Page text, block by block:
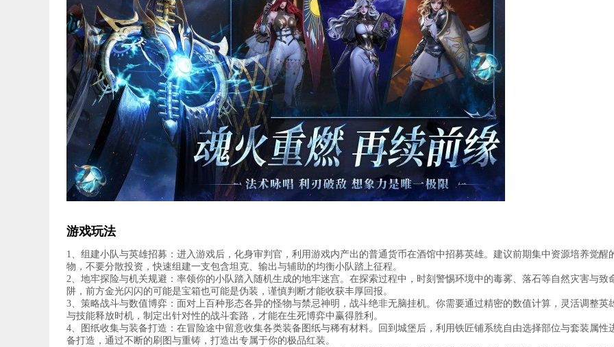
游戏玩法
1、组建小队与英雄招募：进入游戏后，化身审判官，利用游戏内产出的普通货币在酒馆中招募英雄。建议前期集中资源培养觉醒
物，不要分散投资，快速组建一支包含坦克、输出与辅助的均衡小队踏上征程。
2、地牢探险与机关规避：率领你的小队踏入随机生成的地牢迷宫。在探索过程中，时刻警惕环境中的毒雾、落石等自然灾害与致
阱，前方金光闪闪的可能是宝箱也可能是伪装，谨慎判断才能收获丰厚回报。
3、策略战斗与数值博弈：面对上百种形态各异的怪物与禁忌神明，战斗绝非无脑挂机。你需要通过精密的数值计算，灵活调整英
与技能释放时机，制定出针对性的战斗套路，才能在生死博弈中赢得胜利。
4、图纸收集与装备打造：在冒险途中留意收集各类装备图纸与稀有材料。回到城堡后，利用铁匠铺系统自由选择部位与套装属性
备打造，通过不断的刷图与重铸，打造出专属于你的极品红装。